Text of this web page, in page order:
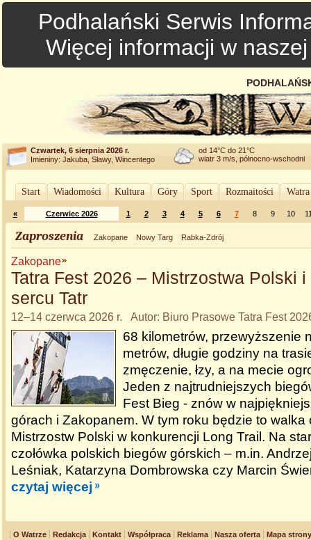
Podhalański Serwis
Więcej informacji w
Czwartek, 6 sierpnia 2026 r.
Imieniny: Jakuba, Sławy, Wincentego
od 14°C do 21°C
wiatr 3 m/s, północno-wschodni
Start Wiadomości Kultura Góry Sport Rozmaitości
« Czerwiec 2026 1 2 3 4 5 6 7 8 9 10
Zaproszenia Zakopane Nowy Targ Rabka-Zdrój
Zakopane
Tatra Fest 2026 – Mistrzostwa Polski
sercu Tatr
12–14 czerwca 2026 r. Autor: Biuro Prasowe Tatra Fest
68 kilometrów, przewyższenie
metrów, długie godziny na
zmęczenie, łzy, a na mecie
Jeden z najtrudniejszych
Fest Bieg - znów w
górach i Zakopanem. W tym roku będzie to walka
Mistrzostw Polski w konkurencji Long Trail. Na
czołówka polskich biegów górskich – m.in.
Leśniak, Katarzyna Dombrowska czy Marcin
czytaj więcej
O Watrze Redakcja Kontakt Współpraca Reklama Nasza oferta Mapa strony